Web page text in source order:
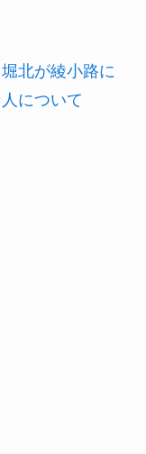
堀北が綾小路に
について